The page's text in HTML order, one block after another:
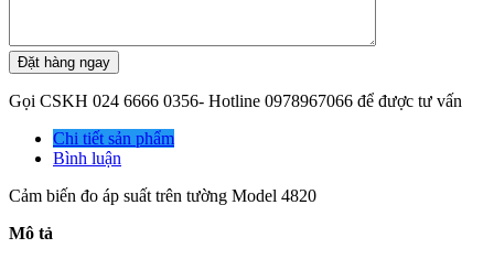
Gọi CSKH 024 6666 0356- Hotline 0978967066 để được tư vấn
Chi tiết sản phẩm
Bình luận
Cảm biến đo áp suất trên tường Model 4820
Mô tả